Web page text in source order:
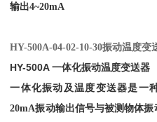
输出4~20mA
HY-500A-04-02-10-30振动温度
HY-500A 一体化振动温度变送器
一体化振动及温度变送器是一
20mA振动输出信号与被测物体